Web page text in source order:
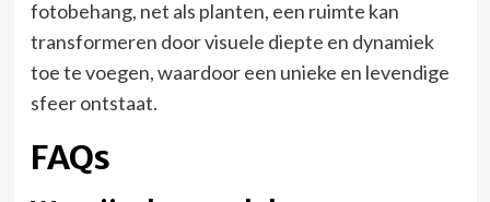
fotobehang, net als planten, een ruimte kan
transformeren door visuele diepte en dynamiek
toe te voegen, waardoor een unieke en levendige
sfeer ontstaat.
FAQs